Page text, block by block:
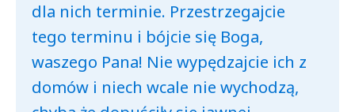
dla nich terminie. Przestrzegajcie
tego terminu i bójcie się Boga,
waszego Pana! Nie wypędzajcie ich z
domów i niech wcale nie wychodzą,